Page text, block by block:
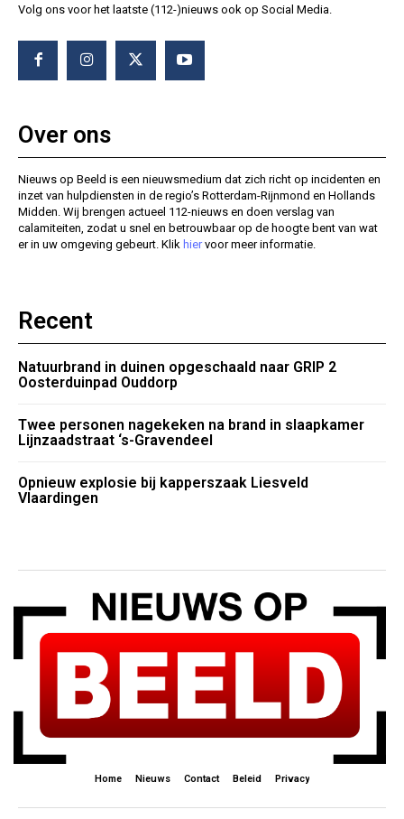
Volg ons voor het laatste (112-)nieuws ook op Social Media.
Over ons
Nieuws op Beeld is een nieuwsmedium dat zich richt op incidenten en
inzet van hulpdiensten in de regio’s Rotterdam-Rijnmond en Hollands
Midden. Wij brengen actueel 112-nieuws en doen verslag van
calamiteiten, zodat u snel en betrouwbaar op de hoogte bent van wat
er in uw omgeving gebeurt. Klik hiervoor meer informatie.
Recent
Natuurbrand in duinen opgeschaald naar GRIP 2
Oosterduinpad Ouddorp
Twee personen nagekeken na brand in slaapkamer
Lijnzaadstraat ‘s-Gravendeel
Opnieuw explosie bij kapperszaak Liesveld
Vlaardingen
Home Nieuws Contact Beleid Privacy